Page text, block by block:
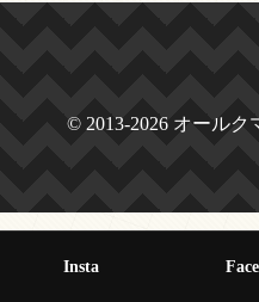
© 2013-2026 オールク
Insta